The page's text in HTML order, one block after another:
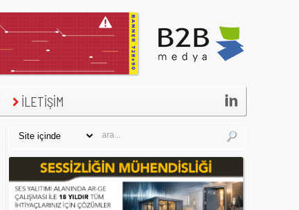
İLETİŞİM 